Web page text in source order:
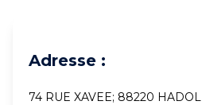
Adresse :
74 RUE XAVEE; 88220 HADOL